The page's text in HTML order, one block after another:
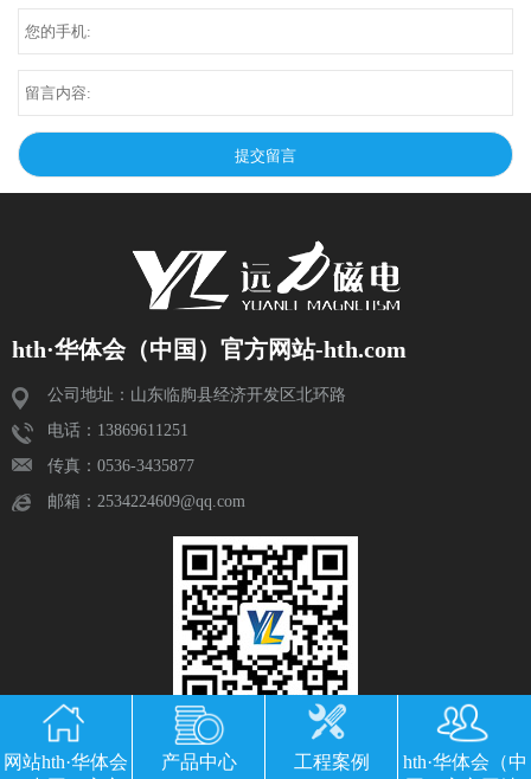
hth·华体会（中国）官方网站-hth.com
公司地址：山东临朐县经济开发区北环路
电话：13869611251
传真：0536-3435877
邮箱：2534224609@qq.com
网站hth·华体会
产品中心 工程案例
hth·华体会（中